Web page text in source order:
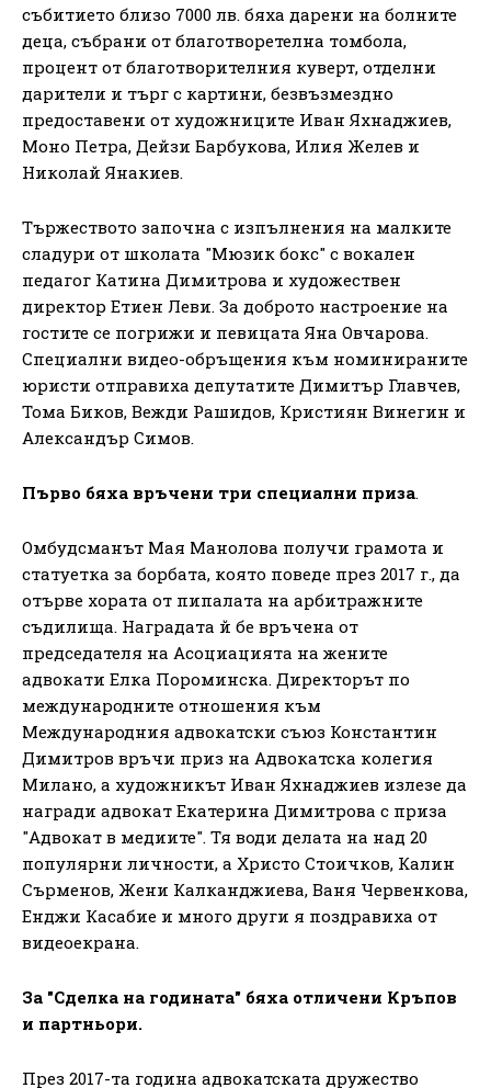
събитието близо 7000 лв. бяха дарени на болните
деца, събрани от благотворетелна томбола,
процент от благотворителния куверт, отделни
дарители и търг с картини, безвъзмездно
предоставени от художниците Иван Яхнаджиев,
Моно Петра, Дейзи Барбукова, Илия Желев и
Николай Янакиев.
Тържеството започна с изпълнения на малките
сладури от школата "Мюзик бокс" с вокален
педагог Катина Димитрова и художествен
директор Етиен Леви. За доброто настроение на
гостите се погрижи и певицата Яна Овчарова.
Специални видео-обръщения към номинираните
юристи отправиха депутатите Димитър Главчев,
Тома Биков, Вежди Рашидов, Кристиян Винегин и
Александър Симов.
Първо бяха връчени три специални приза.
Омбудсманът Мая Манолова получи грамота и
статуетка за борбата, която поведе през 2017 г., да
отърве хората от пипалата на арбитражните
съдилища. Наградата й бе връчена от
председателя на Асоциацията на жените
адвокати Елка Пороминска. Директорът по
международните отношения към
Международния адвокатски съюз Константин
Димитров връчи приз на Адвокатска колегия
Милано, а художникът Иван Яхнаджиев излезе да
награди адвокат Екатерина Димитрова с приза
"Адвокат в медиите". Тя води делата на над 20
популярни личности, а Христо Стоичков, Калин
Сърменов, Жени Калканджиева, Ваня Червенкова,
Енджи Касабие и много други я поздравиха от
видеоекрана.
За "Сделка на годината" бяха отличени Кръпов
и партньори.
През 2017-та година адвокатската дружество